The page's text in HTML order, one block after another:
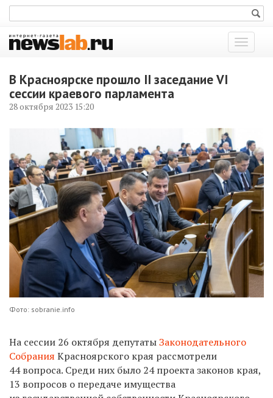
Показать
меню
В Красноярске прошло II заседание VI
сессии краевого парламента
28 октября 2023 15:20
Фото: sobranie.info
На сессии 26 октября депутатыЗаконодательного
Собрания Красноярского края рассмотрели
44 вопроса. Среди них было 24 проекта законов края,
13 вопросов о передаче имущества